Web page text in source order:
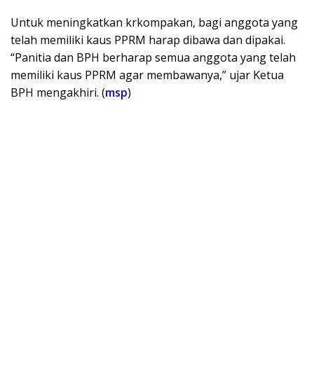
Untuk meningkatkan krkompakan, bagi anggota yang
telah memiliki kaus PPRM harap dibawa dan dipakai.
“Panitia dan BPH berharap semua anggota yang telah
memiliki kaus PPRM agar membawanya,” ujar Ketua
BPH mengakhiri. (msp)